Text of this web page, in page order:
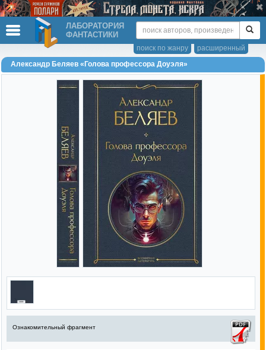
ЛАБОРАТОРИЯ
ФАНТАСТИКИ
расширенный
поиск по жанру
Александр Беляев «Голова профессора Доуэля»
Ознакомительный фрагмент